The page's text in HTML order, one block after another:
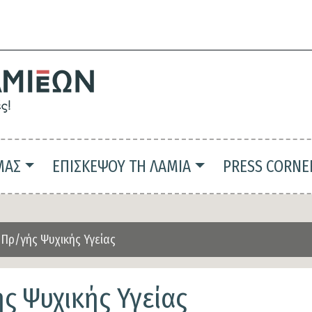
το
ΕΠΙΣΚΕΨΟΥ ΤΗ ΛΑΜΙΑ PRESS
γής Ψυχικής Υγείας
Υγείας